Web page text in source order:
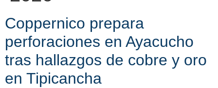
Coppernico prepara
perforaciones en Ayacucho
tras hallazgos de cobre y oro
en Tipicancha